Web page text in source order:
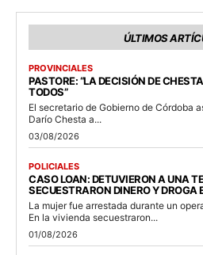
ÚLTIMOS
PROVINCIALES
PASTORE: “LA DECISIÓN DE
TODOS”
El secretario de Gobierno de Córdoba
Darío Chesta a...
03/08/2026
POLICIALES
CASO LOAN: DETUVIERON A UNA
SECUESTRARON DINERO Y
La mujer fue arrestada durante un
En la vivienda secuestraron...
01/08/2026